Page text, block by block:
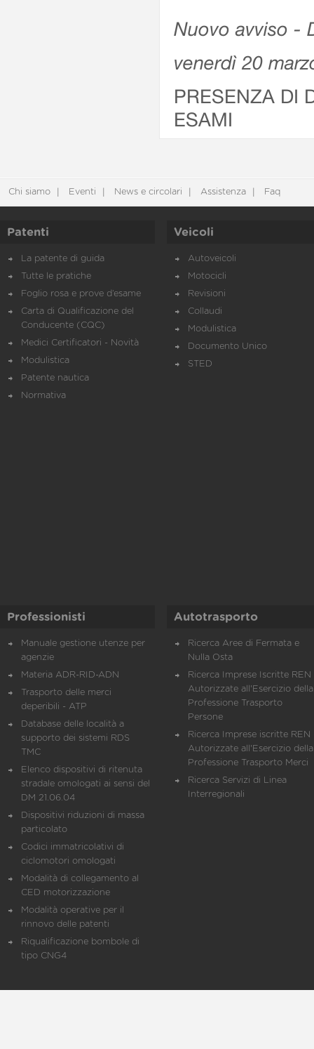
Nuovo avviso -
venerdì 20
PRESENZA DI
ESAMI
Chi siamo Eventi News e circolari Assistenza Faq
Patenti
La patente di guida
Tutte le pratiche
Foglio rosa e prove d’esame
Carta di Qualificazione del
Conducente (CQC)
Medici Certificatori - Novità
Modulistica
Patente nautica
Normativa
Veicoli
Autoveicoli
Motocicli
Revisioni
Collaudi
Modulistica
Documento Unico
STED
Professionisti
Manuale gestione utenze per
agenzie
Materia ADR-RID-ADN
Trasporto delle merci
deperibili - ATP
Database delle località a
supporto dei sistemi RDS
TMC
Elenco dispositivi di ritenuta
stradale omologati ai sensi del
DM 21.06.04
Dispositivi riduzioni di massa
particolato
Codici immatricolativi di
ciclomotori omologati
Modalità di collegamento al
CED motorizzazione
Modalità operative per il
rinnovo delle patenti
Riqualificazione bombole di
tipo CNG4
Autotrasporto
Ricerca Aree di Fermata e
Nulla Osta
Ricerca Imprese Iscritte REN
Autorizzate all'Esercizio della
Professione Trasporto
Persone
Ricerca Imprese iscritte REN
Autorizzate all'Esercizio della
Professione Trasporto Merci
Ricerca Servizi di Linea
Interregionali